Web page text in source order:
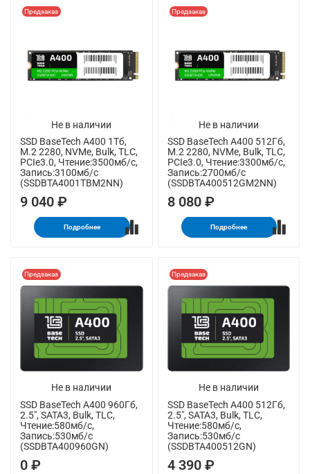
Не в наличии
Предзаказ
SSD BaseTech A400 1Тб,
M.2 2280, NVMe, Bulk, TLC,
PCIe3.0, Чтение:3500мб/с,
Запись:3100мб/с
(SSDBTA4001TBM2NN)
9 040 ₽
Подробнее
Не в наличии
Предзаказ
SSD BaseTech A400 512Гб,
M.2 2280, NVMe, Bulk, TLC,
PCIe3.0, Чтение:3300мб/с,
Запись:2700мб/с
(SSDBTA400512GM2NN)
8 080 ₽
Подробнее
Не в наличии
Предзаказ
SSD BaseTech A400 960Гб,
2.5", SATA3, Bulk, TLC,
Чтение:580мб/с,
Запись:530мб/с
(SSDBTA400960GN)
0 ₽
Не в наличии
Предзаказ
SSD BaseTech A400 512Гб,
2.5", SATA3, Bulk, TLC,
Чтение:580мб/с,
Запись:530мб/с
(SSDBTA400512GN)
4 390 ₽